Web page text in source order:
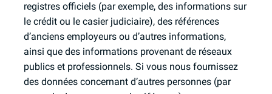
registres officiels (par exemple, des informations sur
le crédit ou le casier judiciaire), des références
d’anciens employeurs ou d’autres informations,
ainsi que des informations provenant de réseaux
publics et professionnels. Si vous nous fournissez
des données concernant d’autres personnes (par